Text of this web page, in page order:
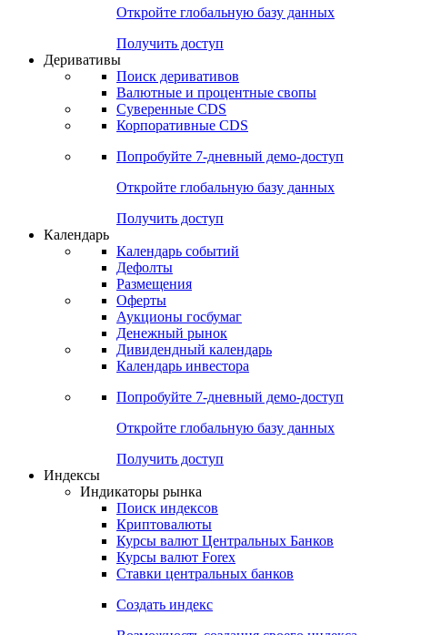
Откройте глобальную базу данных
Получить доступ
Деривативы
Поиск деривативов
Валютные и процентные свопы
Суверенные CDS
Корпоративные CDS
Попробуйте 7-дневный демо-доступ
Откройте глобальную базу данных
Получить доступ
Календарь
Календарь событий
Дефолты
Размещения
Оферты
Аукционы госбумаг
Денежный рынок
Дивидендный календарь
Календарь инвестора
Попробуйте 7-дневный демо-доступ
Откройте глобальную базу данных
Получить доступ
Индексы
Индикаторы рынка
Поиск индексов
Криптовалюты
Курсы валют Центральных Банков
Курсы валют Forex
Ставки центральных банков
Создать индекс